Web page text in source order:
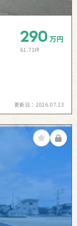
290 万円
61.71坪
更新日： 2026.07.23